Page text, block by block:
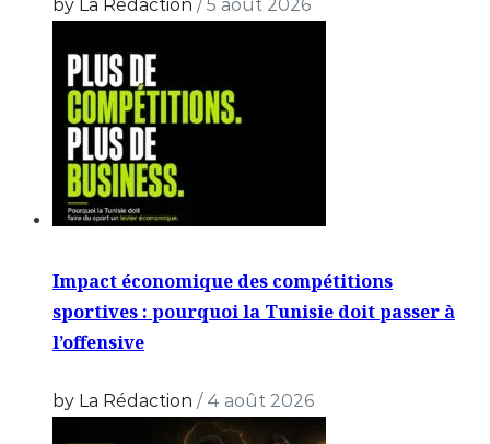
by La Rédaction /5 août 2026
Impact économique des compétitions
sportives : pourquoi la Tunisie doit passer à
l’offensive
by La Rédaction / 4 août 2026